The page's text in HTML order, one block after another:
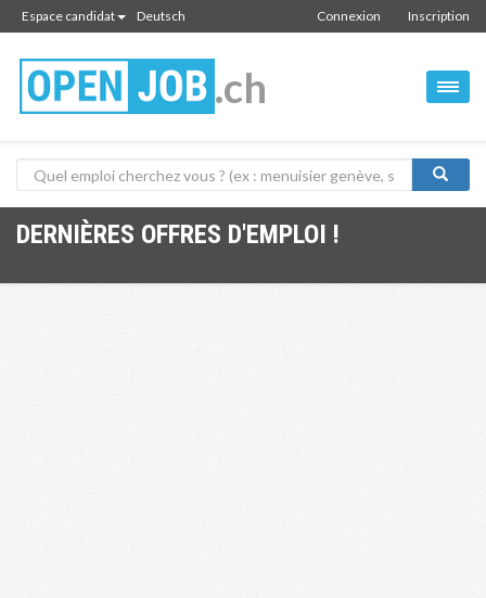
Espace candidat Deutsch Inscription
Connexion
.ch
DERNIÈRES OFFRES D'EMPLOI !